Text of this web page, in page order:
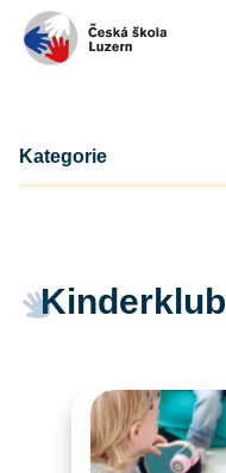
Kinderklub
Kategorie